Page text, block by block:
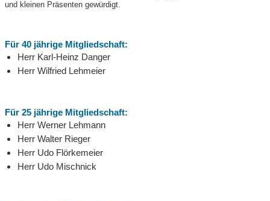
und kleinen Präsenten gewürdigt.
Für 40 jährige Mitgliedschaft:
Herr Karl-Heinz Danger
Herr Wilfried Lehmeier
Für 25 jährige Mitgliedschaft:
Herr Werner Lehmann
Herr Walter Rieger
Herr Udo Flörkemeier
Herr Udo Mischnick